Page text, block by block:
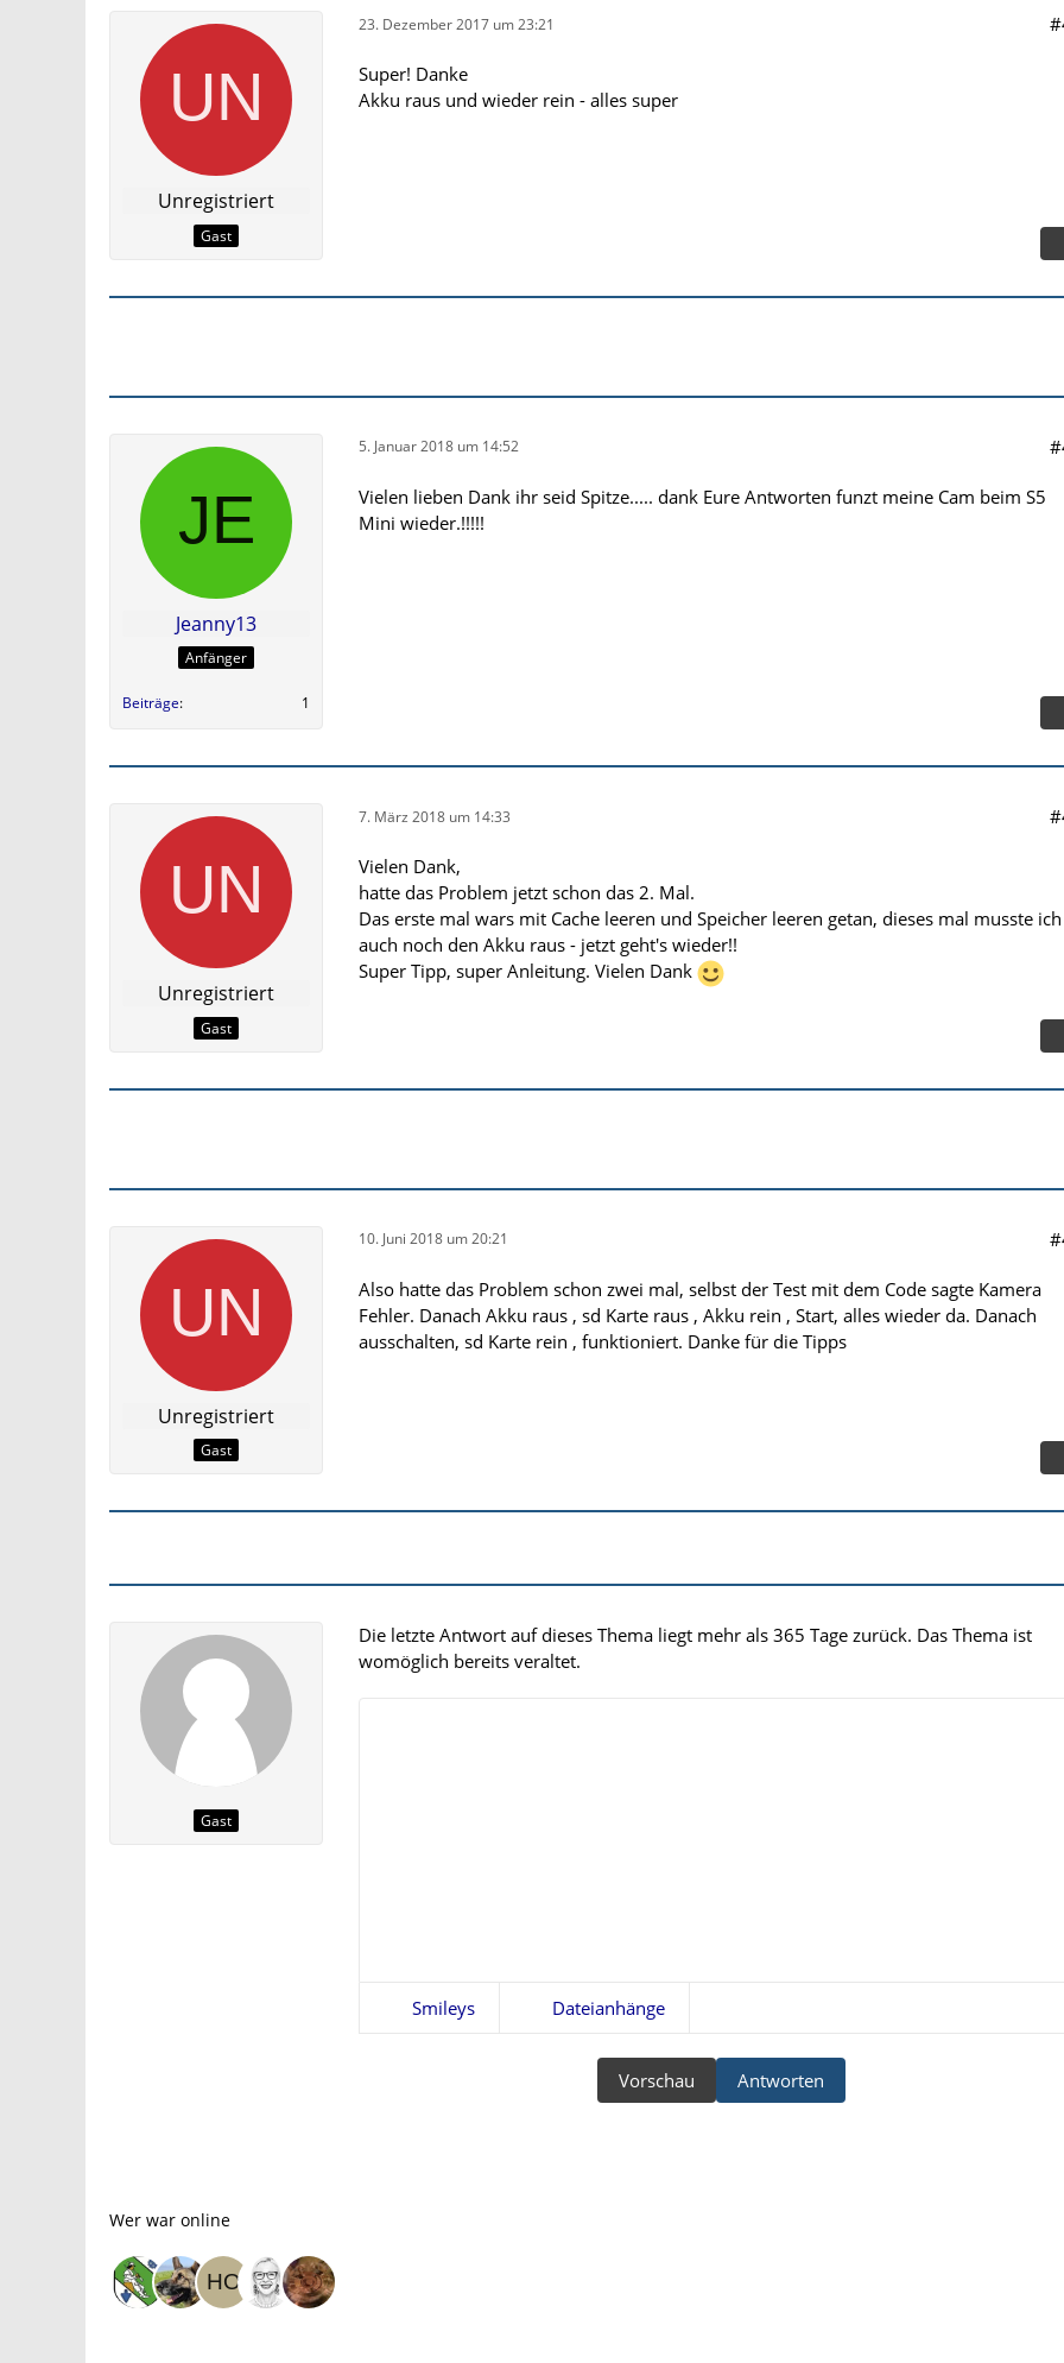
Unregistriert
Gast
23. Dezember 2017 um 23:21
Super! Danke
Akku raus und wieder rein - alles super
Jeanny13
Anfänger
Beiträge 1
5. Januar 2018 um 14:52
Vielen lieben Dank ihr seid Spitze..... dank Eure Antworten funzt meine Cam beim S5
Mini wieder.!!!!!
Unregistriert
Gast
7. März 2018 um 14:33
Vielen Dank,
hatte das Problem jetzt schon das 2. Mal.
Das erste mal wars mit Cache leeren und Speicher leeren getan, dieses mal musste ich
auch noch den Akku raus - jetzt geht's wieder!!
Super Tipp, super Anleitung. Vielen Dank
Unregistriert
Gast
10. Juni 2018 um 20:21
Also hatte das Problem schon zwei mal, selbst der Test mit dem Code sagte Kamera
Fehler. Danach Akku raus , sd Karte raus , Akku rein , Start, alles wieder da. Danach
ausschalten, sd Karte rein , funktioniert. Danke für die Tipps
Gast
Die letzte Antwort auf dieses Thema liegt mehr als 365 Tage zurück. Das Thema ist
womöglich bereits veraltet.
Smileys Dateianhänge
Antworten
Vorschau
Wer war online